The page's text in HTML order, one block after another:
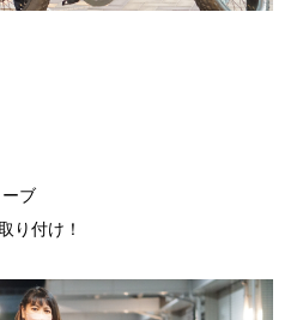
ブ
り付け！